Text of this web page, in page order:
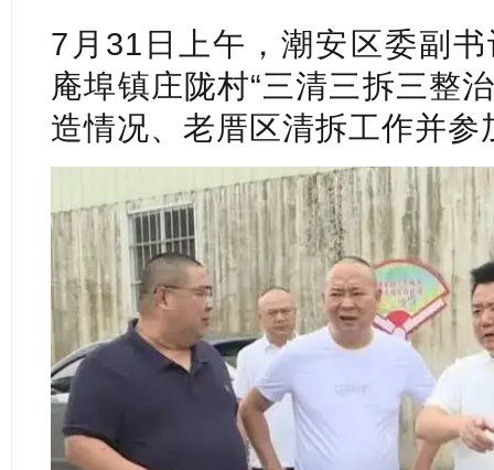
7月31日上午，潮安区委副
庵埠镇庄陇村“三清三拆三整
造情况、老厝区清拆工作并